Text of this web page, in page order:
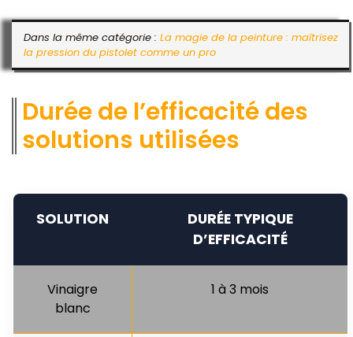
Dans la même catégorie : La magie de la peinture : maîtrisez
la pression du pistolet comme un pro
Durée de l’efficacité des
solutions utilisées
SOLUTION
DURÉE TYPIQUE
D’EFFICACITÉ
Vinaigre
blanc
1 à 3 mois